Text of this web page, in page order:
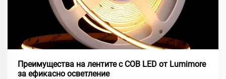
Преимущества на лентите с COB LED от Lumimore
за ефикасно осветление